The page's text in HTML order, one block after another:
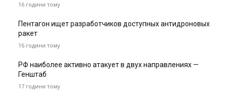
16 години тому
Пентагон ищет разработчиков доступных антидроновых
ракет
16 години тому
РФ наиболее активно атакует в двух направлениях —
Генштаб
17 години тому